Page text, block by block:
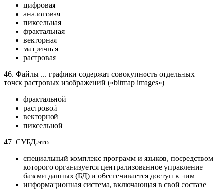
цифровая
аналоговая
пиксельная
фрактальная
векторная
матричная
растровая
46. Файлы ... графики содержат совокупность отдельных
точек растровых изображений («bitmap images»)
фрактальной
растровой
векторной
пиксельной
47. СУБД-это...
специальный комплекс программ и языков, посредством
которого организуется централизованное управление
базами данных (БД) и о6есгечивается доступ к ним
информационная система, включающая в свой составе